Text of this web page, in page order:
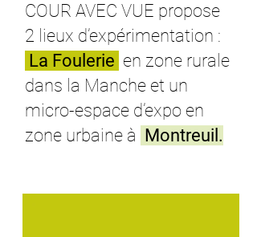
COUR AVEC VUE propose
2 lieux d’expérimentation :
La Foulerie en zone rurale
dans la Manche et un
micro-espace d’expo en
zone urbaine à Montreuil.